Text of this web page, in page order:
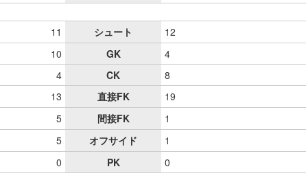
11 シュート
12
10
GK
4
4
CK
8
13
直接FK
19
5
間接FK
1
5
オフサイド
1
0
PK 0